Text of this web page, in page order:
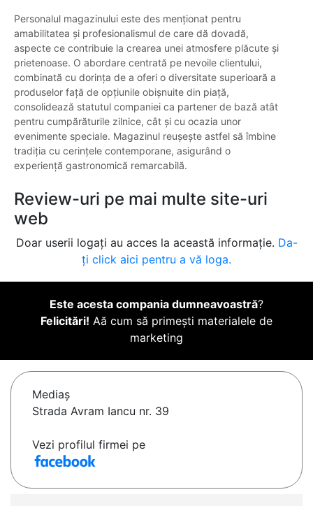
Personalul magazinului este des menționat pentru
amabilitatea și profesionalismul de care dă dovadă,
aspecte ce contribuie la crearea unei atmosfere plăcute și
prietenoase. O abordare centrată pe nevoile clientului,
combinată cu dorința de a oferi o diversitate superioară a
produselor față de opțiunile obișnuite din piață,
consolidează statutul companiei ca partener de bază atât
pentru cumpărăturile zilnice, cât și cu ocazia unor
evenimente speciale. Magazinul reușește astfel să îmbine
tradiția cu cerințele contemporane, asigurând o
experiență gastronomică remarcabilă.
Review-uri pe mai multe site-uri
web
Doar userii logați au acces la această informație. Da-
ți click aici pentru a vă loga.
Este acesta compania dumneavoastră?
Felicitări! Aă cum să primești materialele de
marketing
Mediaş
Strada Avram Iancu nr. 39
Vezi profilul firmei pe